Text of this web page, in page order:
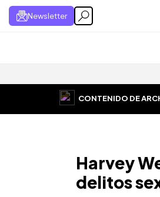
Newsletter
CONTENIDO DE
Harvey
delitos